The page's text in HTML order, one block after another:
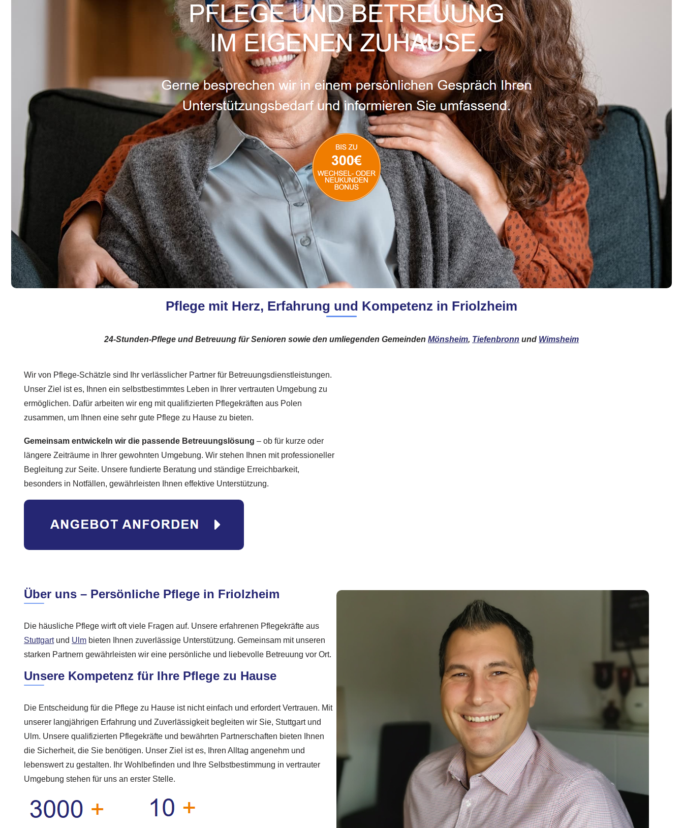
Pflege mit Herz, Erfahrung und Kompetenz in Friolzheim
24-Stunden-Pflege und Betreuung für Senioren sowie den umliegenden Gemeinden Mönsheim, Tiefenbronn und Wimsheim
Wir von Pflege-Schätzle sind Ihr verlässlicher Partner für Betreuungsdienstleistungen.
Unser Ziel ist es, Ihnen ein selbstbestimmtes Leben in Ihrer vertrauten Umgebung zu
ermöglichen. Dafür arbeiten wir eng mit qualifizierten Pflegekräften aus Polen
zusammen, um Ihnen eine sehr gute Pflege zu Hause zu bieten.
Gemeinsam entwickeln wir die passende Betreuungslösung – ob für kurze oder
längere Zeiträume in Ihrer gewohnten Umgebung. Wir stehen Ihnen mit professioneller
Begleitung zur Seite. Unsere fundierte Beratung und ständige Erreichbarkeit,
besonders in Notfällen, gewährleisten Ihnen effektive Unterstützung.
Über uns – Persönliche Pflege in Friolzheim
Die häusliche Pflege wirft oft viele Fragen auf. Unsere erfahrenen Pflegekräfte aus
Stuttgartund Ulm bieten Ihnen zuverlässige Unterstützung. Gemeinsam mit unseren
starken Partnern gewährleisten wir eine persönliche und liebevolle Betreuung vor Ort.
Unsere Kompetenz für Ihre Pflege zu Hause
Die Entscheidung für die Pflege zu Hause ist nicht einfach und erfordert Vertrauen. Mit
unserer langjährigen Erfahrung und Zuverlässigkeit begleiten wir Sie, Stuttgart und
Ulm. Unsere qualifizierten Pflegekräfte und bewährten Partnerschaften bieten Ihnen
die Sicherheit, die Sie benötigen. Unser Ziel ist es, Ihren Alltag angenehm und
lebenswert zu gestalten. Ihr Wohlbefinden und Ihre Selbstbestimmung in vertrauter
Umgebung stehen für uns an erster Stelle.